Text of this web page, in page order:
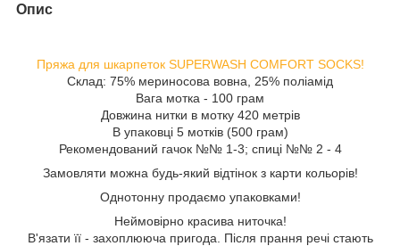
Опис
Пряжа для шкарпеток SUPERWASH COMFORT SOCKS!
Склад: 75% мериносова вовна, 25% поліамід
Вага мотка - 100 грам
Довжина нитки в мотку 420 метрів
В упаковці 5 мотків (500 грам)
Рекомендований гачок №№ 1-3; спиці №№ 2 - 4
Замовляти можна будь-який відтінок з карти кольорів!
Однотонну продаємо упаковками!
Неймовірно красива ниточка!
В'язати її - захоплююча пригода. Після прання речі стають